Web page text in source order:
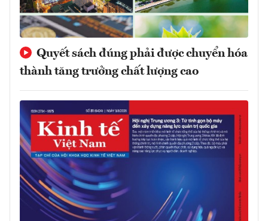
Quyết sách đúng phải được chuyển hóa
thành tăng trưởng chất lượng cao